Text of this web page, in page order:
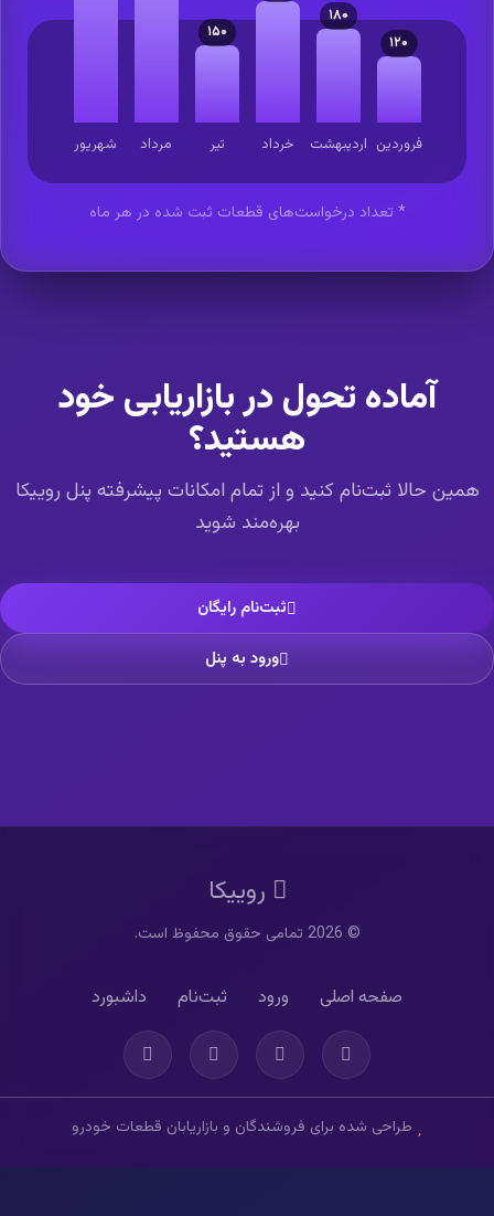
۱۲۰
فروردین
۱۸۰
اردیبهشت خرداد
۱۵۰
تیر مرداد شهریور
* تعداد درخواست‌های قطعات ثبت شده در هر ماه
آماده تحول در بازاریابی خود
هستید؟
همین حالا ثبت‌نام کنید و از تمام امکانات پیشرفته پنل روییکا
بهره‌مند شوید
ثبت‌نام رایگان
ورود به پنل
روییکا
© 2026 تمامی حقوق محفوظ است.
صفحه اصلی ورود ثبت‌نام داشبورد
طراحی شده برای فروشندگان و بازاریابان قطعات خودرو